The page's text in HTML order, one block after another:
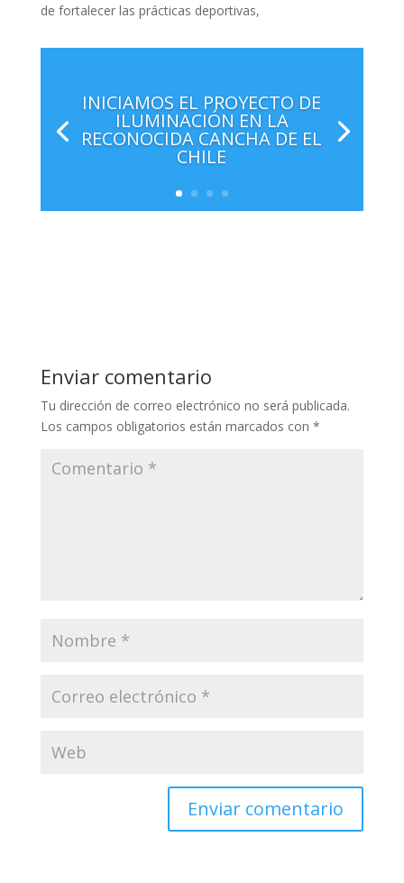
de fortalecer las prácticas deportivas,
INICIAMOS EL PROYECTO DE
ILUMINACIÓN EN LA
RECONOCIDA CANCHA DE EL
CHILE
Enviar comentario
Tu dirección de correo electrónico no será publicada.
Los campos obligatorios están marcados con *